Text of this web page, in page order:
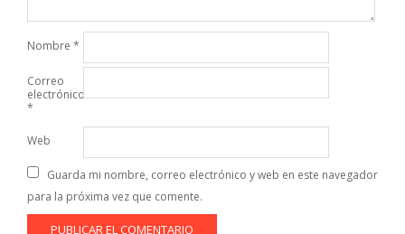
Nombre *
Correo
electrónico
*
Web
Guarda mi nombre, correo electrónico y web en este navegador
para la próxima vez que comente.